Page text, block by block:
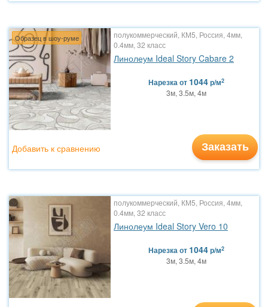
Образец в шоу-руме
полукоммерческий, КМ5, Россия, 4мм,
0.4мм, 32 класс
Линолеум Ideal Story Cabare 2
Нарезкаот 1044р/м2
3м, 3.5м, 4м
Заказать
Добавить к сравнению
полукоммерческий, КМ5, Россия, 4мм,
0.4мм, 32 класс
Линолеум Ideal Story Vero 10
Нарезкаот 1044р/м2
3м, 3.5м, 4м